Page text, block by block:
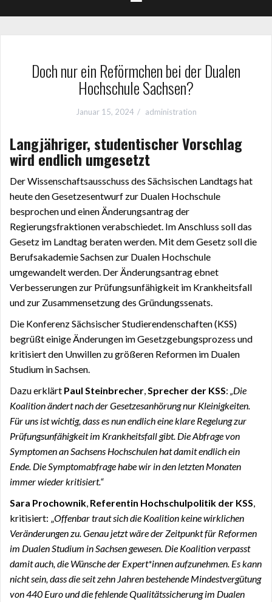
Doch nur ein Reförmchen bei der Dualen
Hochschule Sachsen?
Januar 15, 2024 administration
Langjähriger, studentischer Vorschlag
wird endlich umgesetzt
Der Wissenschaftsausschuss des Sächsischen Landtags hat
heute den Gesetzesentwurf zur Dualen Hochschule
besprochen und einen Änderungsantrag der
Regierungsfraktionen verabschiedet. Im Anschluss soll das
Gesetz im Landtag beraten werden. Mit dem Gesetz soll die
Berufsakademie Sachsen zur Dualen Hochschule
umgewandelt werden. Der Änderungsantrag ebnet
Verbesserungen zur Prüfungsunfähigkeit im Krankheitsfall
und zur Zusammensetzung des Gründungssenats.
Die Konferenz Sächsischer Studierendenschaften (KSS)
begrüßt einige Änderungen im Gesetzgebungsprozess und
kritisiert den Unwillen zu größeren Reformen im Dualen
Studium in Sachsen.
Dazu erklärt Paul Steinbrecher,Sprecher der KSS: „Die
Koalition ändert nach der Gesetzesanhörung nur Kleinigkeiten.
Für uns ist wichtig, dass es nun endlich eine klare Regelung zur
Prüfungsunfähigkeit im Krankheitsfall gibt. Die Abfrage von
Symptomen an Sachsens Hochschulen hat damit endlich ein
Ende. Die Symptomabfrage habe wir in den letzten Monaten
immer wieder kritisiert.“
Sara Prochownik, Referentin Hochschulpolitik der KSS,
kritisiert: „Offenbar traut sich die Koalition keine wirklichen
Veränderungen zu. Genau jetzt wäre der Zeitpunkt für Reformen
im Dualen Studium in Sachsen gewesen. Die Koalition verpasst
damit auch, die Wünsche der Expert*innen aufzunehmen. Es kann
nicht sein, dass die seit zehn Jahren bestehende Mindestvergütung
von 440 Euro und die fehlende Qualitätssicherung im Dualen